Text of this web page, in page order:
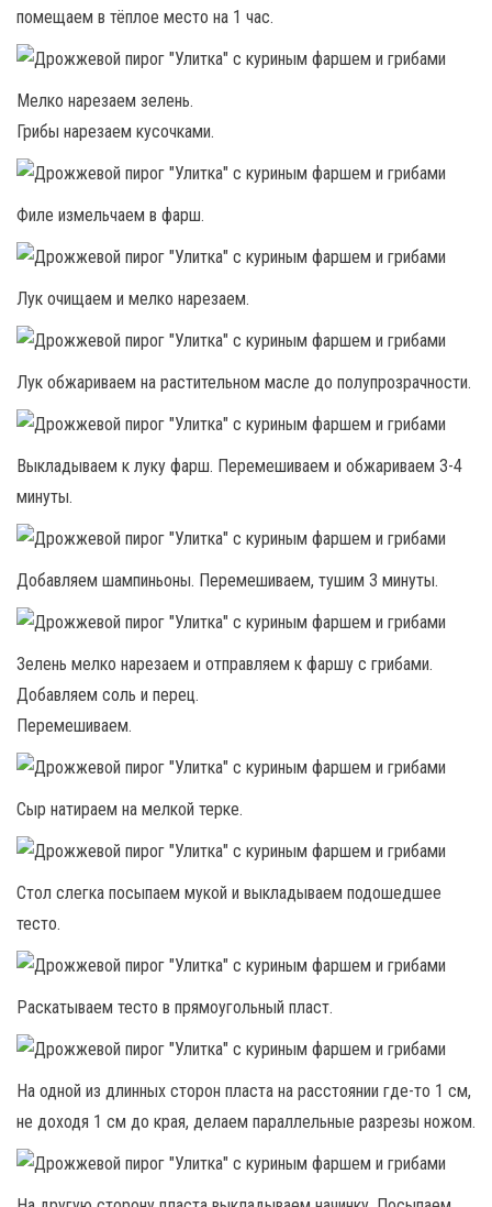
помещаем в тёплое место на 1 час.
Мелко нарезаем зелень.
Грибы нарезаем кусочками.
Филе измельчаем в фарш.
Лук очищаем и мелко нарезаем.
Лук обжариваем на растительном масле до полупрозрачности.
Выкладываем к луку фарш. Перемешиваем и обжариваем 3-4
минуты.
Добавляем шампиньоны. Перемешиваем, тушим 3 минуты.
Зелень мелко нарезаем и отправляем к фаршу с грибами.
Добавляем соль и перец.
Перемешиваем.
Сыр натираем на мелкой терке.
Стол слегка посыпаем мукой и выкладываем подошедшее
тесто.
Раскатываем тесто в прямоугольный пласт.
На одной из длинных сторон пласта на расстоянии где-то 1 см,
не доходя 1 см до края, делаем параллельные разрезы ножом.